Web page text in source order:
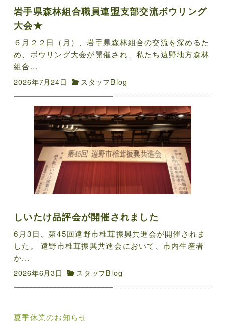
岩手県森林組合職員連盟支部交流ボウリング
大会★
６月２２日（月）、岩手県森林組合の交流を深めるた
め、ボウリング大会が開催され、私たち遠野地方森林
組合...
2026年7月24日 スタッフBlog
しいたけ品評会が開催されました
6月3日、第45回遠野市椎茸振興共進会が開催されま
した。 遠野市椎茸振興共進会において、市内生産者
か...
2026年6月3日 スタッフBlog
夏季休業のお知らせ